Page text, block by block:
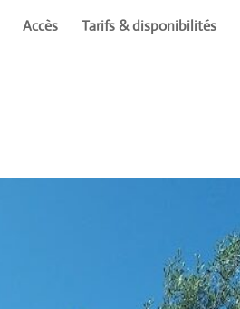
Accès Tarifs & disponibilités